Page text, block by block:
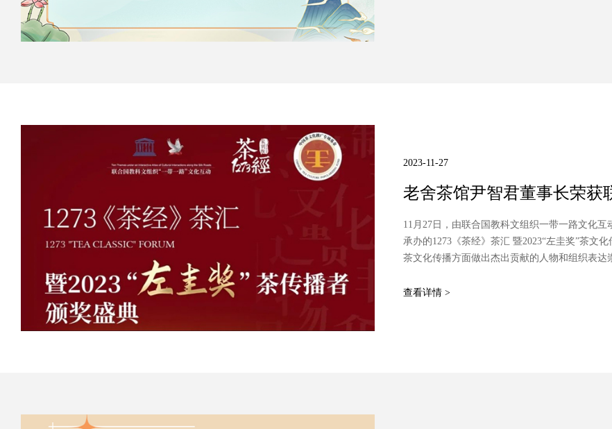
2023-11-27
老舍茶馆尹智君董事长荣获
11月27日，由联合国教科文组织一带一路文化
承办的1273《茶经》茶汇 暨2023“左圭奖”茶文
茶文化传播方面做出杰出贡献的人物和组织表达
承典范奖。
查看详情 >